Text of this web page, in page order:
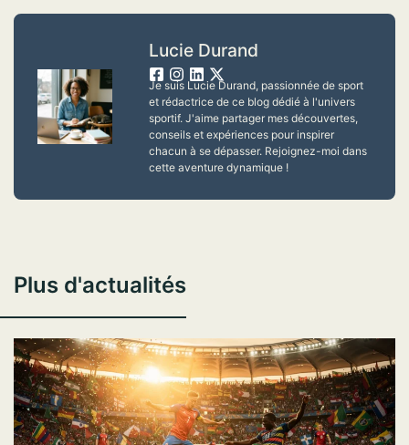
Lucie Durand
Je suis Lucie Durand, passionnée de sport
et rédactrice de ce blog dédié à l'univers
sportif. J'aime partager mes découvertes,
conseils et expériences pour inspirer
chacun à se dépasser. Rejoignez-moi dans
cette aventure dynamique !
Plus d'actualités